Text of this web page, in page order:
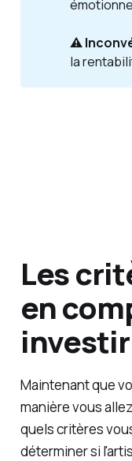
⚠️
la
Les
en
investir
Maintenant que
manière vous
quels critères
déterminer si